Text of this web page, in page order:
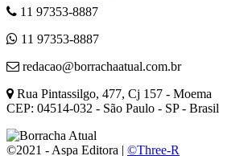
11 97353-8887
11 97353-8887
redacao@borrachaatual.com.br
Rua Pintassilgo, 477, Cj 157 - Moema
CEP: 04514-032 - São Paulo - SP - Brasil
©2021 - Aspa Editora | ©Three-R